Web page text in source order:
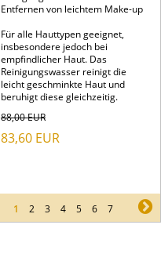
Entfernen von leichtem Make-up
Für alle Hauttypen geeignet,
insbesondere jedoch bei
empfindlicher Haut. Das
Reinigungswasser reinigt die
leicht geschminkte Haut und
beruhigt diese gleichzeitig.
88,00EUR
83,60 EUR
1 2 3 4 5 6 7